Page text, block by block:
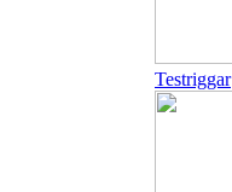
Testriggar